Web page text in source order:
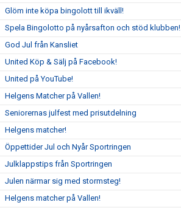
Glöm inte köpa bingolott till ikväll!
Spela Bingolotto på nyårsafton och stöd klubben!
God Jul från Kansliet
United Köp & Sälj på Facebook!
United på YouTube!
Helgens Matcher på Vallen!
Seniorernas julfest med prisutdelning
Helgens matcher!
Öppettider Jul och Nyår Sportringen
Julklappstips från Sportringen
Julen närmar sig med stormsteg!
Helgens matcher på Vallen!